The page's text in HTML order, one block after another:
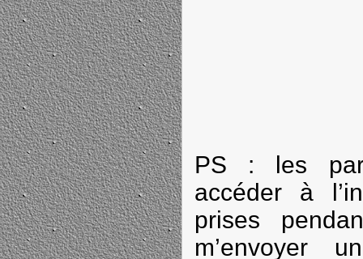
PS : les
accéder à
prises
m’envoyer